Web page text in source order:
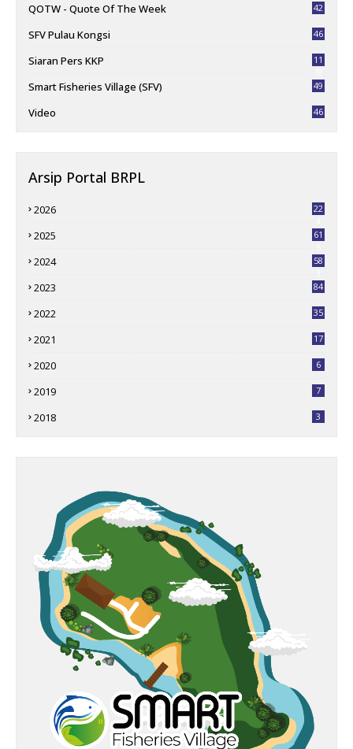
QOTW - Quote Of The Week 42
SFV Pulau Kongsi 46
Siaran Pers KKP
11
Smart Fisheries Village (SFV) 49
Video 46
Arsip Portal BRPL
2026
22
2025
61
2024
58
2023 84
2022 35
2021 17
2020 6
2019 7
2018 3